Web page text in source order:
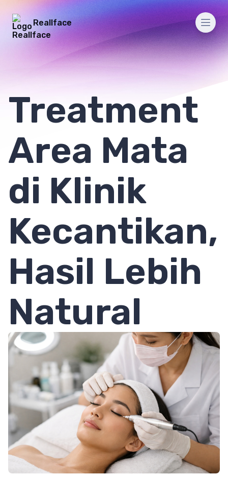
Reallface
Treatment
Area Mata
di Klinik
Kecantikan,
Hasil Lebih
Natural